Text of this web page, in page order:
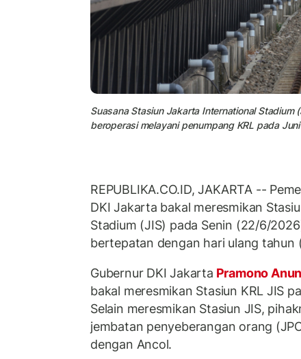
Suasana Stasiun Jakarta International
beroperasi melayani penumpang KRL pada
REPUBLIKA.CO.ID, JAKARTA --
DKI Jakarta bakal meresmikan
Stadium (JIS) pada Senin (22/6/
bertepatan dengan hari ulang
Gubernur DKI Jakarta Pramono
bakal meresmikan Stasiun KRL JIS
Selain meresmikan Stasiun JIS,
jembatan penyeberangan orang
dengan Ancol.